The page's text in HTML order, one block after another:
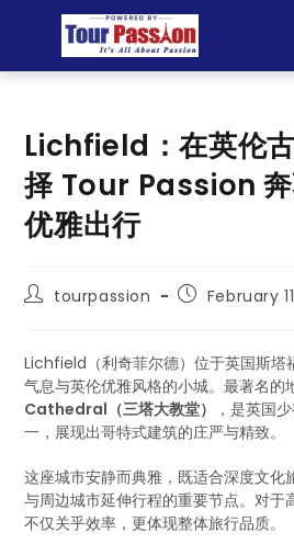
Lichfield：在英伦
择 Tour Passion
优雅出行
tourpassion February
Lichfield（利奇菲尔德）位于英国斯塔
气息与英伦优雅风格的小城。最著名
Cathedral（三塔大教堂）
，是英国
一，展现出哥特式建筑的庄严与精致。
这座城市安静而典雅，既适合深度文化
与周边城市延伸行程的重要节点。对于
不仅关乎效率，更体现整体旅行品质。